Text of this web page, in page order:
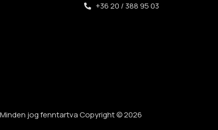
+36 20 / 388 95 03
Minden jog fenntartva Copyright © 2026